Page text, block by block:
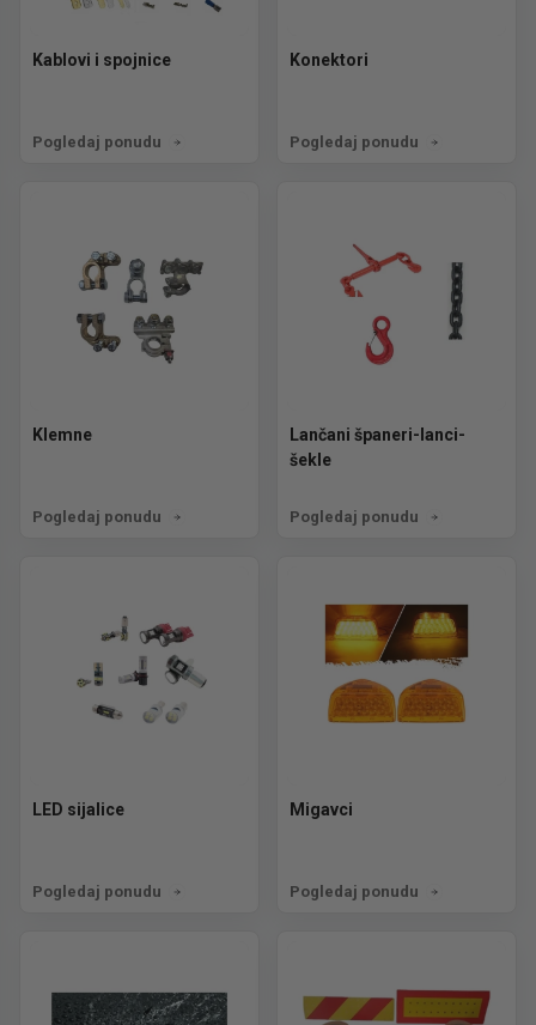
Kablovi i spojnice
Pogledaj ponudu
Konektori
Pogledaj ponudu
Klemne
Pogledaj ponudu
Lančani španeri-lanci-
šekle
Pogledaj ponudu
LED sijalice
Pogledaj ponudu
Migavci
Pogledaj ponudu